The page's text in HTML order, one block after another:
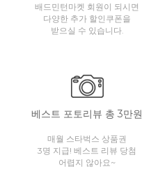
배드민턴마켓 회원이 되시면
다양한 추가 할인쿠폰을
받으실 수 있습니다.
베스트 포토리뷰 총 3만원
매월 스타벅스 상품권
3명 지급! 베스트 리뷰 당첨
어렵지 않아요~